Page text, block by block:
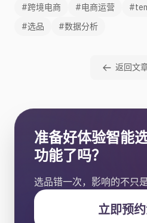
#跨境电商 #电商运营
#选品
#数据分析
返回文
准备好体验智能
功能了吗？
选品错一次，影响的不只
立即预